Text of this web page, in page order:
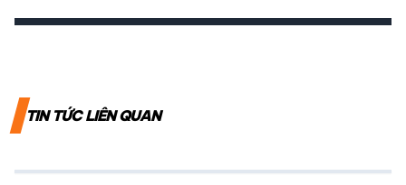
TIN TỨC LIÊN QUAN